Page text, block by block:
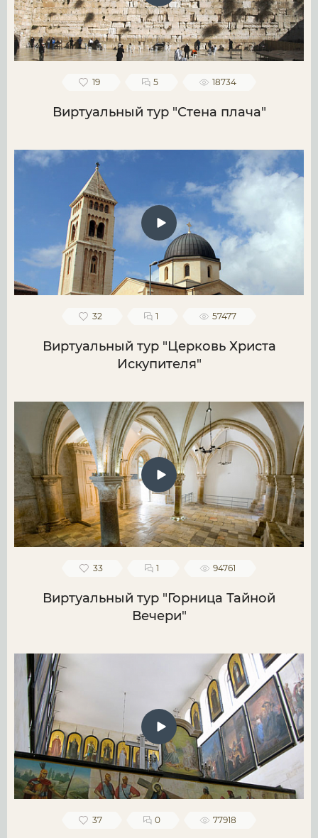
19 5 18734
Виртуальный тур "Стена плача"
32 1 57477
Виртуальный тур "Церковь Христа
Искупителя"
33 1 94761
Виртуальный тур "Горница Тайной
Вечери"
37 0 77918